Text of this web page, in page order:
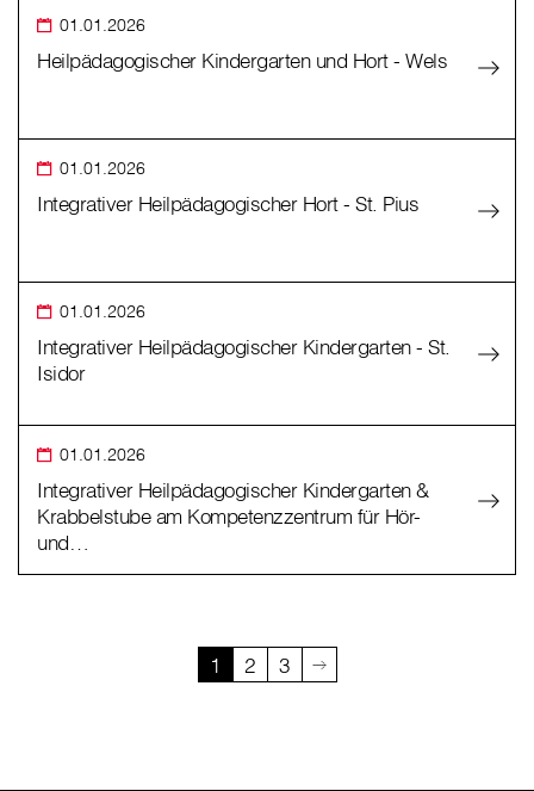
01.01.2026
Heilpädagogischer Kindergarten und Hort - Wels
01.01.2026
Integrativer Heilpädagogischer Hort - St. Pius
01.01.2026
Integrativer Heilpädagogischer Kindergarten - St.
Isidor
01.01.2026
Integrativer Heilpädagogischer Kindergarten &
Krabbelstube am Kompetenzzentrum für Hör-
und…
1 2 3